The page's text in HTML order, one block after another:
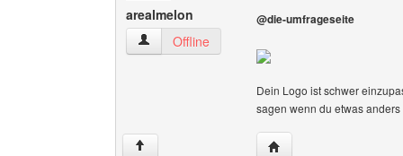
arealmelon
arealmelon Benutzer-Profile anzeigen
Offline
@die-umfrageseite
Dein Logo ist schwer
sagen wenn du etwas
↑ Website dieses